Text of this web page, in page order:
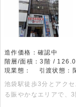
造作価格：確認中
階層/面積：3階 /
現業態：
引渡状態：
池袋駅徒歩3分とアク
る賑やかなエリアで、